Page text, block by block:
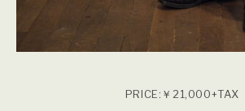
PRICE:￥21,000+TAX